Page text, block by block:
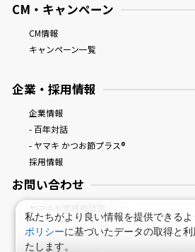
CM・キャンペーン
CM情報
キャンペーン一覧
企業・採用情報
企業情報
- 百年対話
- ヤマキ かつお節プラス®
採用情報
お問い合わせ
私たちがより良い情報を提供できるよ
ポリシーに基づいたデータの取得と
たします。